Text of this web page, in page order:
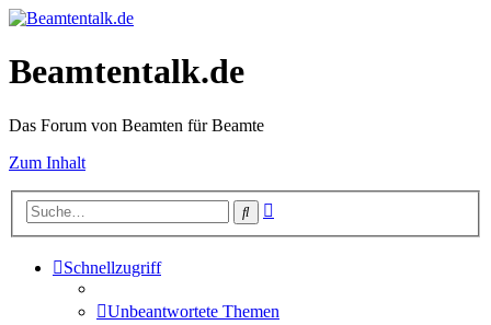
Beamtentalk.de
Das Forum von Beamten für Beamte
Zum Inhalt
Suche
Schnellzugriff
Unbeantwortete Themen